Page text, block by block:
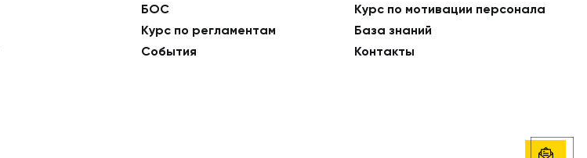
БОС
Курс по мотивации персонала
Курс по регламентам
База знаний
События
Контакты